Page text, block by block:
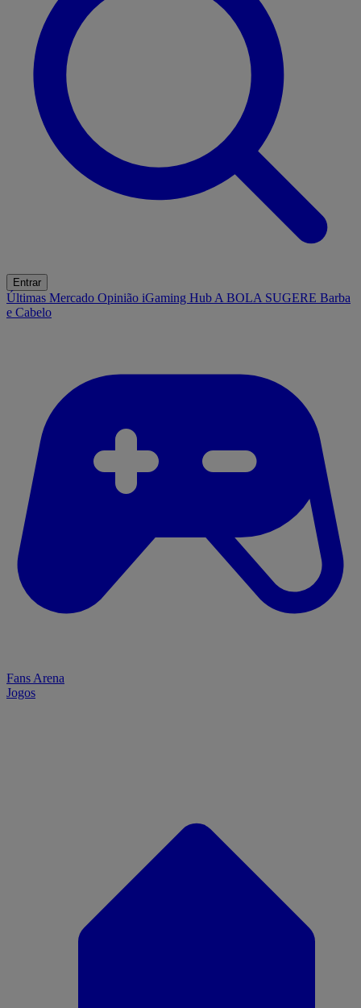
Entrar
Últimas Mercado Opinião iGaming Hub A BOLA SUGERE Barba
e Cabelo
Fans Arena
Jogos